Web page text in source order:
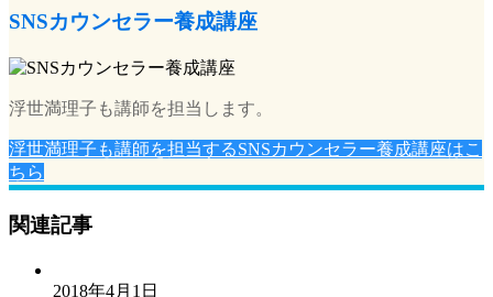
SNSカウンセラー養成講座
浮世満理子も講師を担当します。
浮世満理子も講師を担当するSNSカウンセラー養成講座はこ
ちら
関連記事
2018年4月1日